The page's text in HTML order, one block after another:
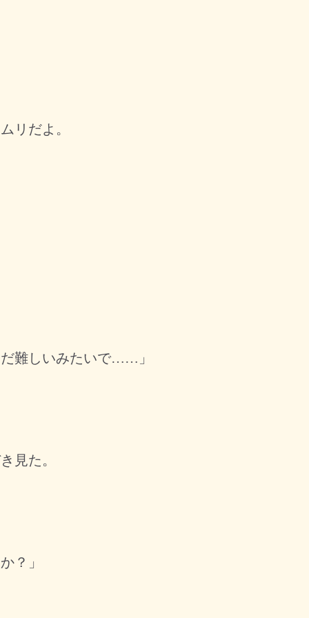
リだよ。
難しいみたいで……」
見た。
？」